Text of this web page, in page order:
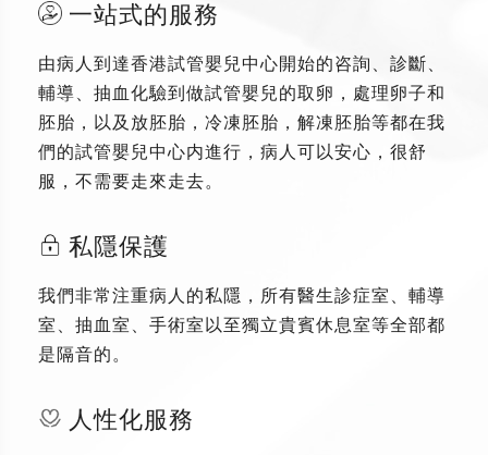
一站式的服務
由病人到達香港試管嬰兒中心開始的咨詢、診斷、
輔導、抽血化驗到做試管嬰兒的取卵，處理卵子和
胚胎，以及放胚胎，冷凍胚胎，解凍胚胎等都在我
們的試管嬰兒中心内進行，病人可以安心，很舒
服，不需要走來走去。
私隱保護
我們非常注重病人的私隱，所有醫生診症室、輔導
室、抽血室、手術室以至獨立貴賓休息室等全部都
是隔音的。
人性化服務